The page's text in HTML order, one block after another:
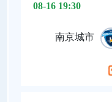
08-16 19:30
南京城市